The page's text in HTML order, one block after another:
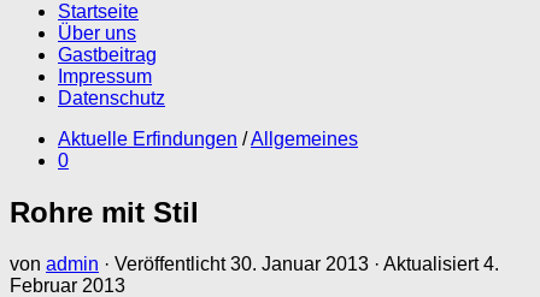
Startseite
Über uns
Gastbeitrag
Impressum
Datenschutz
Aktuelle Erfindungen /Allgemeines
0
Rohre mit Stil
von admin · Veröffentlicht30. Januar 2013 · Aktualisiert4.
Februar 2013